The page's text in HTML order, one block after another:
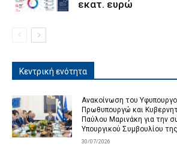
εκατ. ευρώ
Κεντρική ενότητα
Ανακοίνωση του
Πρωθυπουργώ και
Παύλου Μαρινάκη για την
Υπουργικού Συμβουλίου
30/07/2026